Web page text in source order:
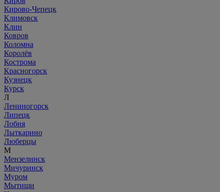
Кирово-Чепецк
Климовск
Клин
Ковров
Коломна
Королёв
Кострома
Красногорск
Кузнецк
Курск
Л
Лениногорск
Липецк
Лобня
Лыткарино
Люберцы
М
Мензелинск
Мичуринск
Муром
Мытищи